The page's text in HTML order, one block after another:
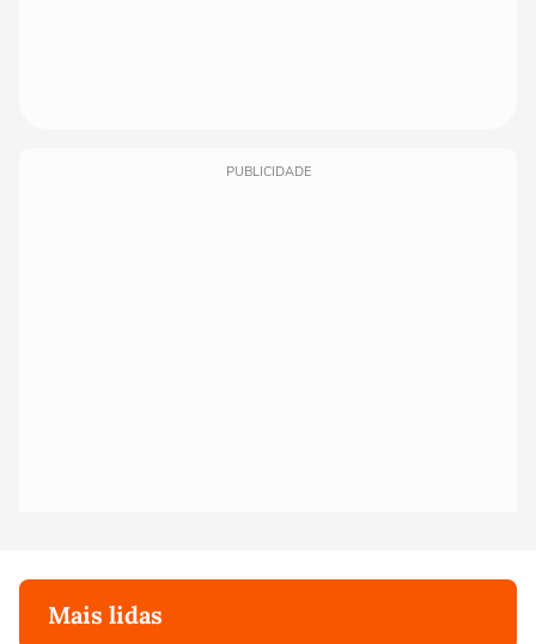
PUBLICIDADE
Mais lidas